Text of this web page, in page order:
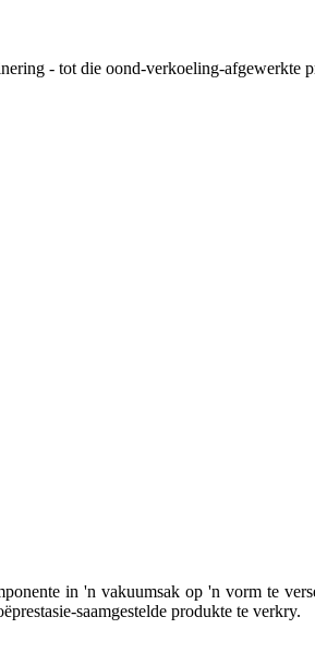
- tot die oond-verkoeling-afgewerkte
in 'n vakuumsak op 'n vorm te
saamgestelde produkte te verkry.